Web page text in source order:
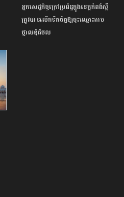
អ្នកសេដ្ឋកិច្ចក្រៅប្រព័ន្ធក្នុងខេត្តកំពង់ស្ពឺ
ត្រូវបានលើកទឹកចិត្តឱ្យចុះឈ្មោះតាម
ថ្នាលឌីជីថល